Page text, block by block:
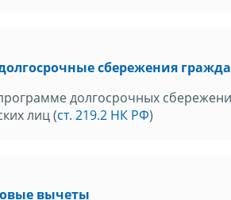
сбережения
долгосрочных
лиц (ст. 219.2 НК РФ)
вычеты